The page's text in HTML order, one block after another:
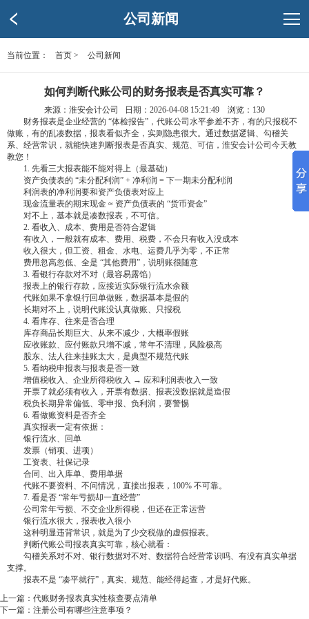
公司新闻
当前位置： 首页 > 公司新闻
如何判断代账公司的财务报表是否真实可靠？
来源：淮安会计公司 日期：2026-04-08 15:21:49 浏览： 130
‌ 财务报表是企业经营的 “体检报告”，代账公司水平参差不齐，有的只报税不
做账，有的乱凑数据，报表看似齐全，实则隐患很大。通过数据逻辑、勾稽关
系、经营常识，就能快速判断报表是否真实、规范、可信，淮安会计公司今天教
教您！
‌ 1. 先看三大报表能不能对得上（最基础）
‌ 资产负债表的 “未分配利润” + 净利润 = 下一期未分配利润
‌ 利润表的净利润要和资产负债表对应上
‌ 现金流量表的期末现金 ≈ 资产负债表的 “货币资金”
‌ 对不上，基本就是凑数报表，不可信。
‌ 2. 看收入、成本、费用是否符合逻辑
‌ 有收入，一般就有成本、费用、税费，不会只有收入没成本
‌ 收入很大，但工资、租金、水电、运费几乎为零，不正常
‌ 费用忽高忽低、全是 “其他费用”，说明账很随意
‌ 3. 看银行存款对不对（最容易露馅）
‌ 报表上的银行存款，应接近实际银行流水余额
‌ 代账如果不拿银行回单做账，数据基本是假的
‌ 长期对不上，说明代账没认真做账、只报税
‌ 4. 看库存、往来是否合理
‌ 库存商品长期巨大、从来不减少，大概率假账
‌ 应收账款、应付账款只增不减，常年不清理，风险极高
‌ 股东、法人往来挂账太大，是典型不规范代账
‌ 5. 看纳税申报表与报表是否一致
‌ 增值税收入、企业所得税收入 → 应和利润表收入一致
‌ 开票了就必须有收入，开票有数据、报表没数据就是造假
‌ 税负长期异常偏低、零申报、负利润，要警惕
‌ 6. 看做账资料是否齐全
‌ 真实报表一定有依据：
‌ 银行流水、回单
‌ 发票（销项、进项）
‌ 工资表、社保记录
‌ 合同、出入库单、费用单据
‌ 代账不要资料、不问情况，直接出报表，100% 不可靠。
‌ 7. 看是否 “常年亏损却一直经营”
‌ 公司常年亏损、不交企业所得税，但还在正常运营
‌ 银行流水很大，报表收入很小
‌ 这种明显违背常识，就是为了少交税做的虚假报表。
‌ 判断代账公司报表真实可靠，核心就看：
‌ 勾稽关系对不对、银行数据对不对、数据符合经营常识吗、有没有真实单据
支撑。
‌ 报表不是 “凑平就行”，真实、规范、能经得起查，才是好代账。
上一篇： ‌代账财务报表真实性核查要点清单
下一篇： 注册公司有哪些注意事项？